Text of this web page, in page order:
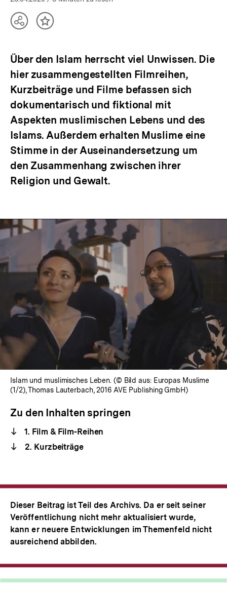
TeilenInhalt
Über den Islam herrscht viel Unwissen. Die
hier zusammengestellten Filmreihen,
Kurzbeiträge und Filme befassen sich
dokumentarisch und fiktional mit
Aspekten muslimischen Lebens und des
Islams. Außerdem erhalten Muslime eine
Stimme in der Auseinandersetzung um
den Zusammenhang zwischen ihrer
Religion und Gewalt.
Islam und muslimisches Leben. (© Bild aus: Europas Muslime
(1/2), Thomas Lauterbach, 2016 AVE Publishing GmbH)
Zu den Inhalten springen
1. Film & Film-Reihen
2. Kurzbeiträge
Dieser Beitrag ist Teil des Archivs. Da er seit seiner
Veröffentlichung nicht mehr aktualisiert wurde,
kann er neuere Entwicklungen im Themenfeld nicht
ausreichend abbilden.